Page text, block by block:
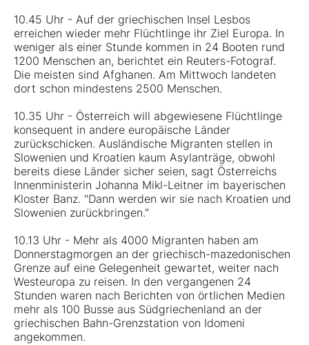
10.45 Uhr - Auf der griechischen Insel Lesbos
erreichen wieder mehr Flüchtlinge ihr Ziel Europa. In
weniger als einer Stunde kommen in 24 Booten rund
1200 Menschen an, berichtet ein Reuters-Fotograf.
Die meisten sind Afghanen. Am Mittwoch landeten
dort schon mindestens 2500 Menschen.
10.35 Uhr - Österreich will abgewiesene Flüchtlinge
konsequent in andere europäische Länder
zurückschicken. Ausländische Migranten stellen in
Slowenien und Kroatien kaum Asylanträge, obwohl
bereits diese Länder sicher seien, sagt Österreichs
Innenministerin Johanna Mikl-Leitner im bayerischen
Kloster Banz. "Dann werden wir sie nach Kroatien und
Slowenien zurückbringen."
10.13 Uhr - Mehr als 4000 Migranten haben am
Donnerstagmorgen an der griechisch-mazedonischen
Grenze auf eine Gelegenheit gewartet, weiter nach
Westeuropa zu reisen. In den vergangenen 24
Stunden waren nach Berichten von örtlichen Medien
mehr als 100 Busse aus Südgriechenland an der
griechischen Bahn-Grenzstation von Idomeni
angekommen.